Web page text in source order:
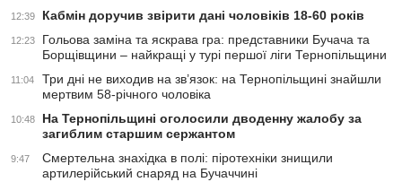
12:39 Кабмін доручив звірити дані чоловіків 18-60 років
12:23
Гольова заміна та яскрава гра: представники Бучача та
Борщівщини – найкращі у турі першої ліги Тернопільщини
11:04
Три дні не виходив на зв’язок: на Тернопільщині знайшли
мертвим 58-річного чоловіка
10:48
На Тернопільщині оголосили дводенну жалобу за
загиблим старшим сержантом
9:47
Смертельна знахідка в полі: піротехніки знищили
артилерійський снаряд на Бучаччині